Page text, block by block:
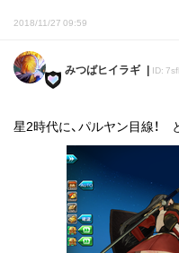
2018/11/27 09:59
みつばヒイラギ ID:
星2時代に、パルヤン目線！